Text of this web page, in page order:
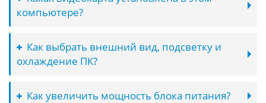
компьютере?
Как выбрать внешний вид, подсветку и
охлаждение ПК?
Как увеличить мощность блока питания?